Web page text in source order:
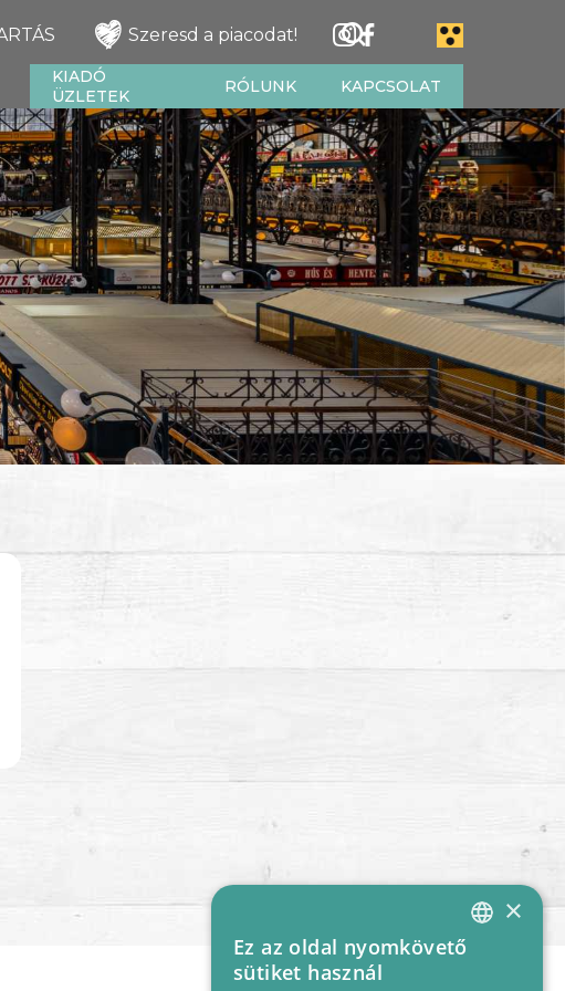
Szeresd a piacodat!
KIADÓ
ÜZLETEK
RÓLUNK KAPCSOLAT
HUNGARIAN
×
Ez az oldal nyomkövető
sütiket használ